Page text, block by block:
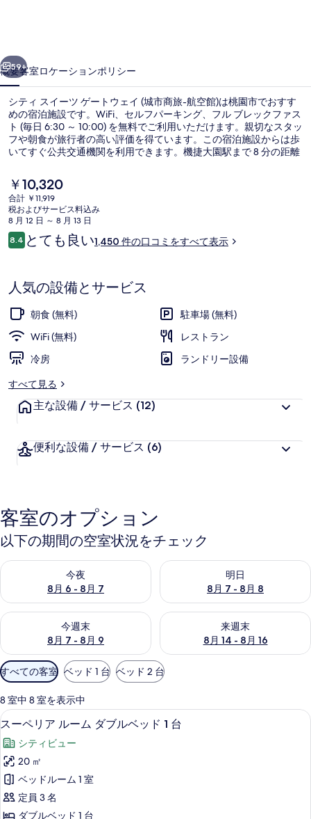
ゲ
ー
ト
ウ
ェ
イ
(城
市
商
航
空
館)
の
写
ー
59+
概要客室ロケーションポリシー
シティ スイーツ ゲートウェイ (城市商旅-航空館)は桃園市でおすす
めの宿泊施設です。WiFi、セルフパーキング、フル ブレックファス
ト (毎日 6:30 ～ 10:00) を無料でご利用いただけます。親切なスタッ
フや朝食が旅行者の高い評価を得ています。この宿泊施設からは歩
いてすぐ公共交通機関を利用できます。機捷大園駅まで 8 分の距離
現
在
の
料
金
は
す
￥10,320
合計 ￥11,919
税およびサービス料込み
8 月 12 日 ～ 8 月 13 日
口
コ
8.410段階中8.4
とても良い1,450 件の口コミをすべて表示
人気の設備とサービス
朝食 (無料)
駐車場 (無料)
WiFi (無料)
レストラン
冷房
ランドリー設備
すべて見る
主な設備 / サービス (12)
便利な設備 / サービス (6)
客室のオプション
以下の期間の空室状況をチェック
今夜
8月 6 - 8月 7
今夜 8月 6 - 8月 7 の空室状況をチェック
明日
8月 7 - 8月 8
明日 8月 7 - 8月 8 の空室状況
今週末
8月 7 - 8月 9
今週末 8月 7 - 8月 9 の空室状況をチェック
来週末
8月 14 - 8月 16
来週末 8月 14 - 8月 16 の空室
利
用
可
能
な
客
室
の
絞
り
すべての客室 ベッド 1 台 ベッド 2 台
8 室中 8 室を表示中
ス
ー
ペ
リ
ア
ル
スーペリア ルーム ダブルベッド 1
12
スーペリア ルーム ダブルベッド 1 台
シティビュー
20 ㎡
ベッドルーム 1 室
定員 3 名
ダブルベッド 1 台